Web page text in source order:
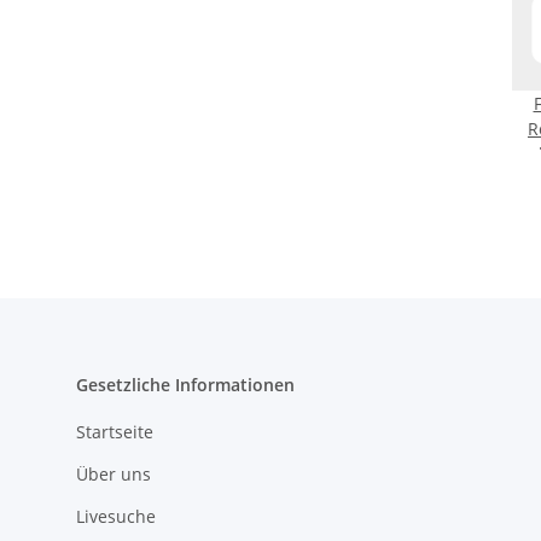
Gesetzliche Informationen
Startseite
Über uns
Livesuche